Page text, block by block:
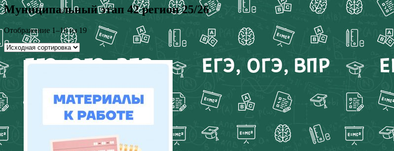
Муниципальный этап 42 регион 25/26
Отображение 1–16 из 19